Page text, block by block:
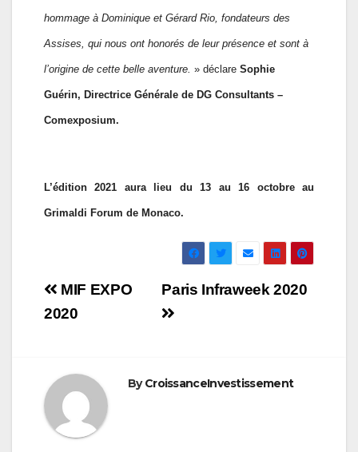
hommage à Dominique et Gérard Rio, fondateurs des
Assises, qui nous ont honorés de leur présence et sont à
l’origine de cette belle aventure. » déclare Sophie
Guérin, Directrice Générale de DG Consultants –
Comexposium.
L’édition 2021 aura lieu du13 au 16 octobre au
Grimaldi Forum de Monaco.
Navigation
de
Paris Infraweek 2020
MIF EXPO
2020
ByCroissanceInvestissement